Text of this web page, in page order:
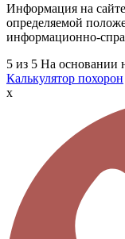
Информация на сайте
определяемой
информационно-
5 из 5 На основании
Калькулятор похорон
x